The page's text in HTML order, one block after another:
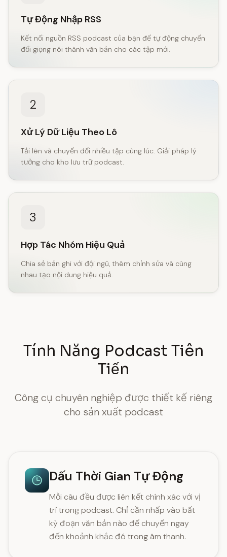
Tự Động Nhập RSS
Kết nối nguồn RSS podcast của bạn để tự động chuyển
đổi giọng nói thành văn bản cho các tập mới.
2
Xử Lý Dữ Liệu Theo Lô
Tải lên và chuyển đổi nhiều tập cùng lúc. Giải pháp lý
tưởng cho kho lưu trữ podcast.
3
Hợp Tác Nhóm Hiệu Quả
Chia sẻ bản ghi với đội ngũ, thêm chỉnh sửa và cùng
nhau tạo nội dung hiệu quả.
Tính Năng Podcast Tiên
Tiến
Công cụ chuyên nghiệp được thiết kế riêng
cho sản xuất podcast
Dấu Thời Gian Tự Động
Mỗi câu đều được liên kết chính xác với vị
trí trong podcast. Chỉ cần nhấp vào bất
kỳ đoạn văn bản nào để chuyển ngay
đến khoảnh khắc đó trong âm thanh.